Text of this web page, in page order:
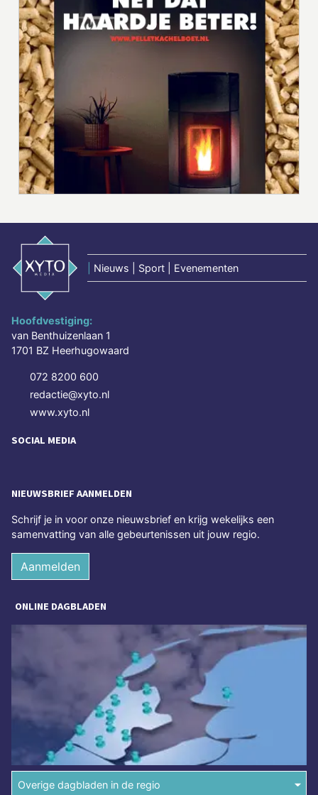
Nieuws | Sport | Evenementen
Hoofdvestiging:
van Benthuizenlaan 1
1701 BZ Heerhugowaard
072 8200 600
redactie@xyto.nl
www.xyto.nl
SOCIAL MEDIA
NIEUWSBRIEF AANMELDEN
Schrijf je in voor onze nieuwsbrief en krijg wekelijks een
samenvatting van alle gebeurtenissen uit jouw regio.
Aanmelden
ONLINE DAGBLADEN
Overige dagbladen in de regio